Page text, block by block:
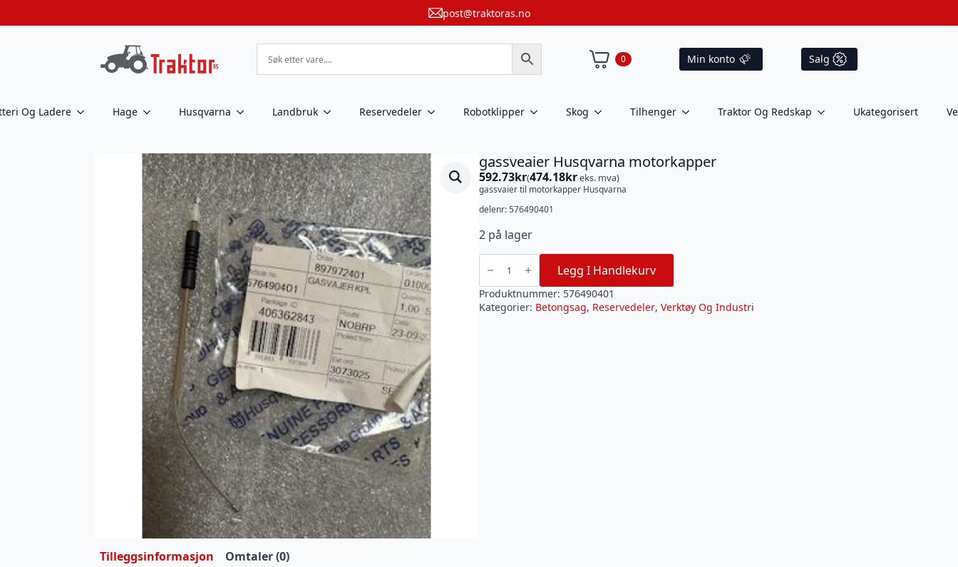
post@traktoras.no
0 Min konto Salg
Og Ladere Hage Husqvarna Landbruk Reservedeler Robotklipper Skog Tilhenger Traktor Og Redskap Ukategorisert
gassveaier Husqvarna motorkapper
592.73kr(474.18kreks. mva)
gassvaier til motorkapper Husqvarna
delenr: 576490401
2 på lager
gassveaier
Husqvarna
motorkapper
antall
Legg I Handlekurv
Produktnummer: 576490401
Kategorier: Betongsag, Reservedeler, Verktøy Og Industri
Tilleggsinformasjon Omtaler (0)